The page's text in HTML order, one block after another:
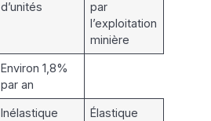
d’unités
par
l’exploitation
minière
Environ 1,8%
par an
Inélastique Élastique